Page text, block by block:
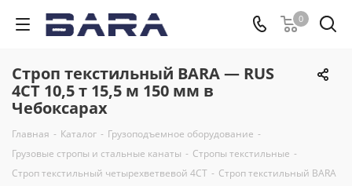
0
Строп текстильный BARA — RUS
4СТ 10,5 т 15,5 м 150 мм в
Чебоксарах
Главная - Каталог - Грузоподъемное оборудование -
Грузовые стропы и стальные канаты - Стропы текстильные -
Строп текстильный четырехветвевой 4СТ - Строп текстильный BARA